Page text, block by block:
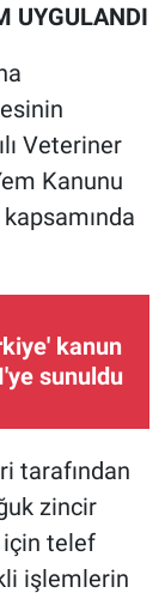
UYGULANDI
Veteriner
Kanunu
kanun
sunuldu
tarafından
zincir
için telef
işlemlerin